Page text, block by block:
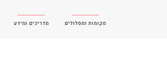
מדריכים ומידע מקומות ומסלולים